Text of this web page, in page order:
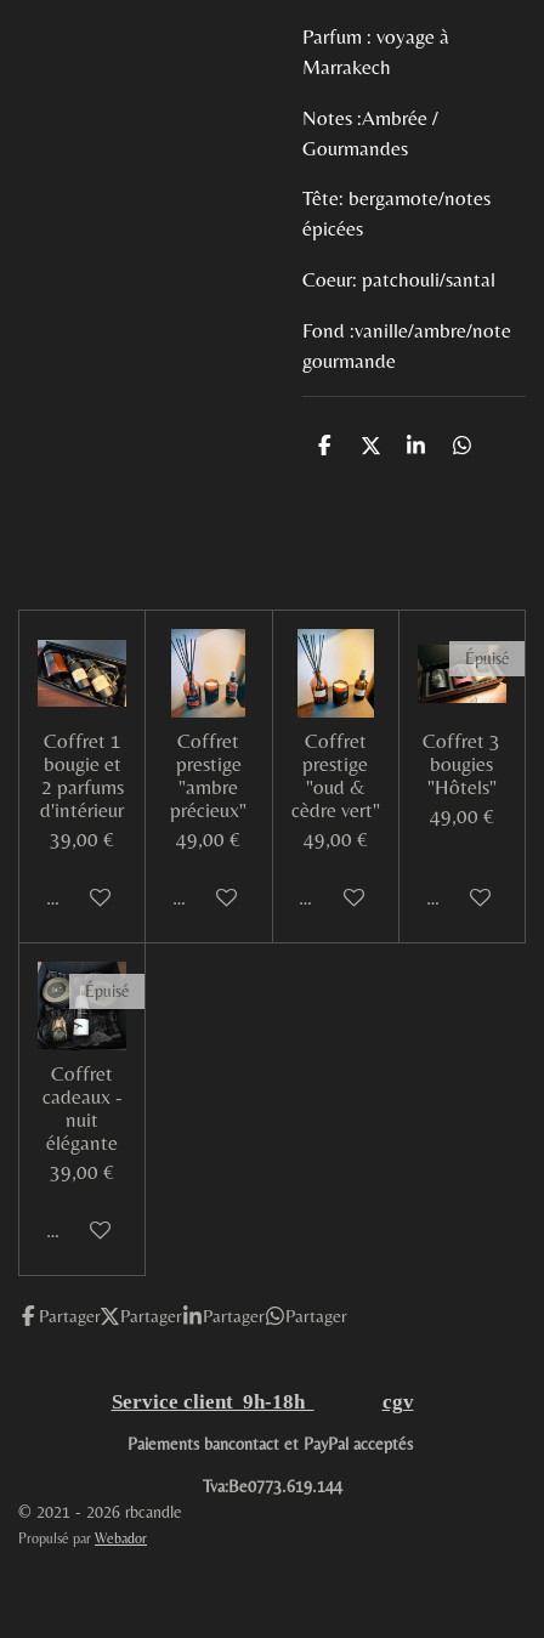
Parfum : voyage à
Marrakech
Notes :Ambrée /
Gourmandes
Tête: bergamote/notes
épicées
Coeur: patchouli/santal
Fond :vanille/ambre/note
gourmande
P
P
P
P
Coffret 1
bougie et
2 parfums
d'intérieur
39,00 €
Ajouter au panier
Coffret
prestige
"ambre
précieux"
49,00 €
Ajouter au panier
Coffret
prestige
"oud &
cèdre vert"
49,00 €
Ajouter au panier
Épuisé
Coffret 3
bougies
"Hôtels"
49,00 €
M'avertir si
Épuisé
Coffret
cadeaux -
nuit
élégante
39,00 €
M'avertir si disponible
Partager Partager Partager Partager
Service client 9h-18h cgv
Paiements bancontact et PayPal acceptés
Tva:Be0773.619.144
© 2021 - 2026 rbcandle
Propulsé par Webador